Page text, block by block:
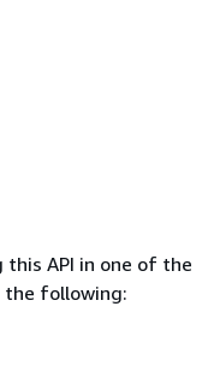
API in one of the
the following: